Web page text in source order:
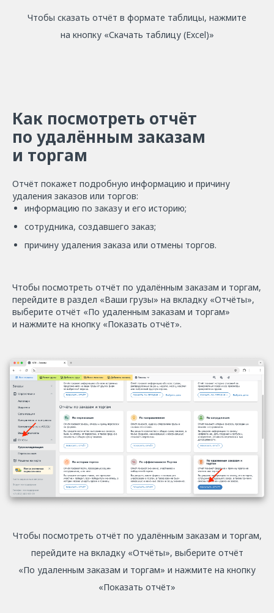
Чтобы сказать отчёт в формате таблицы, нажмите
на кнопку «Скачать таблицу (Excel)»
Как посмотреть отчёт
по удалённым заказам
и торгам
Отчёт покажет подробную информацию и причину
удаления заказов или торгов:
информацию по заказу и его историю;
сотрудника, создавшего заказ;
причину удаления заказа или отмены торгов.
Чтобы посмотреть отчёт по удалённым заказам и торгам,
перейдите в раздел «Ваши грузы» на вкладку «Отчёты»,
выберите отчёт «По удаленным заказам и торгам»
и нажмите на кнопку «Показать отчёт».
Чтобы посмотреть отчёт по удалённым заказам и торгам,
перейдите на вкладку «Отчёты», выберите отчёт
«По удаленным заказам и торгам» и нажмите на кнопку
«Показать отчёт»